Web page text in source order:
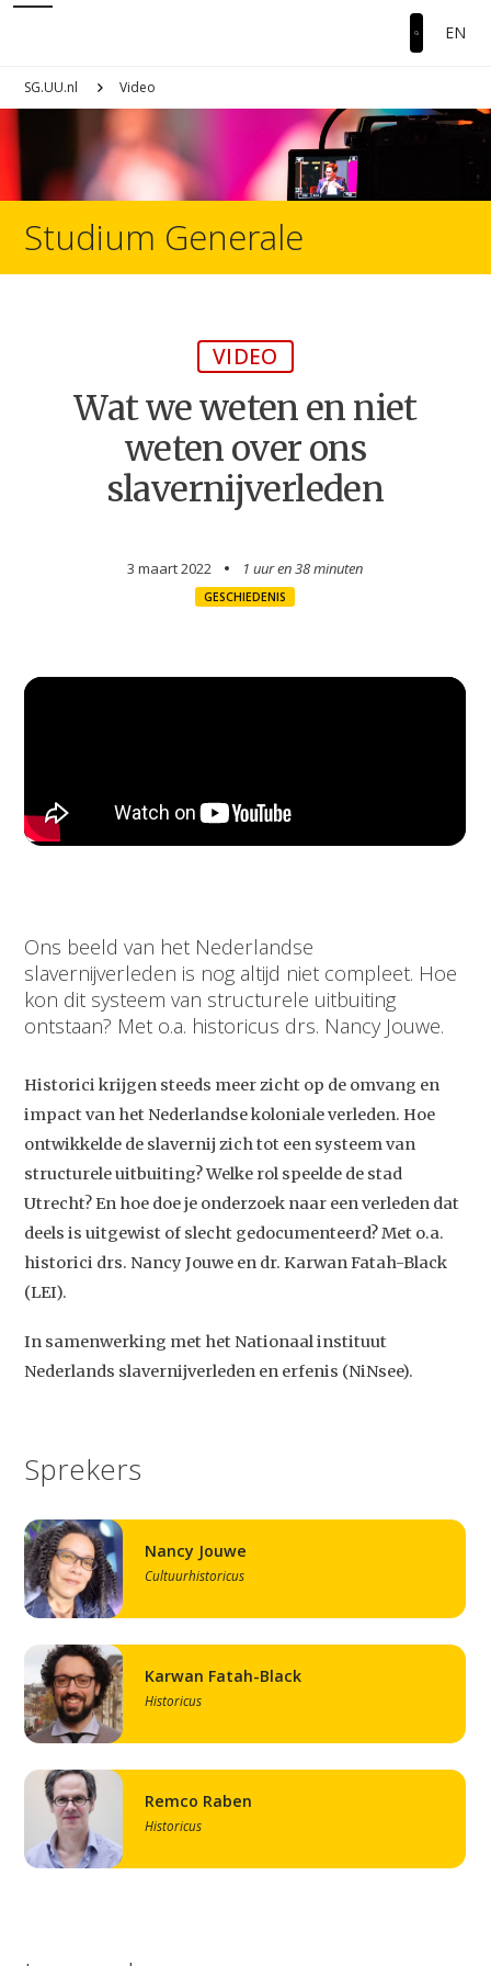
EN
SG.UU.nl Video
Studium Generale
VIDEO
Wat we weten en niet
weten over ons
slavernijverleden
3 maart 2022 1 uur en38 minuten
GESCHIEDENIS
Ons beeld van het Nederlandse
slavernijverleden is nog altijd niet compleet. Hoe
kon dit systeem van structurele uitbuiting
ontstaan? Met o.a. historicus drs. Nancy Jouwe.
Historici krijgen steeds meer zicht op de omvang en
impact van het Nederlandse koloniale verleden. Hoe
ontwikkelde de slavernij zich tot een systeem van
structurele uitbuiting? Welke rol speelde de stad
Utrecht? En hoe doe je onderzoek naar een verleden dat
deels is uitgewist of slecht gedocumenteerd? Met o.a.
historici drs. Nancy Jouwe en dr. Karwan Fatah-Black
(LEI).
In samenwerking met het Nationaal instituut
Nederlands slavernijverleden en erfenis (NiNsee).
Sprekers
Nancy Jouwe
Cultuurhistoricus
Karwan Fatah-Black
Historicus
Remco Raben
Historicus